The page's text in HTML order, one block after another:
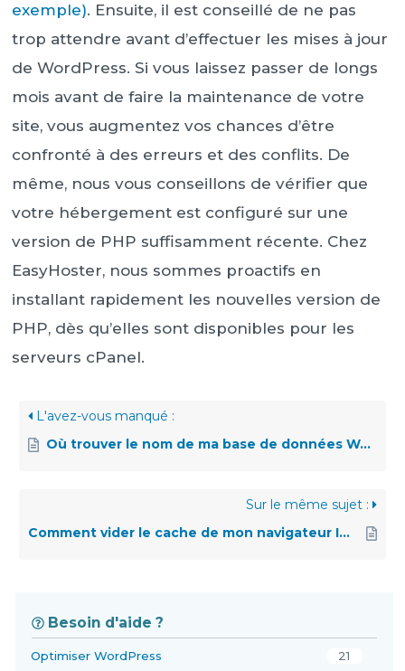
exemple). Ensuite, il est conseillé de ne pas
trop attendre avant d’effectuer les mises à jour
de WordPress. Si vous laissez passer de longs
mois avant de faire la maintenance de votre
site, vous augmentez vos chances d’être
confronté à des erreurs et des conflits. De
même, nous vous conseillons de vérifier que
votre hébergement est configuré sur une
version de PHP suffisamment récente. Chez
EasyHoster, nous sommes proactifs en
installant rapidement les nouvelles version de
PHP, dès qu’elles sont disponibles pour les
serveurs cPanel.
L'avez-vous manqué :
Où trouver le nom de ma base de données WordPress ?
Sur le même sujet :
Comment vider le cache de mon navigateur Internet ?
Besoin d'aide ?
Optimiser WordPress 21